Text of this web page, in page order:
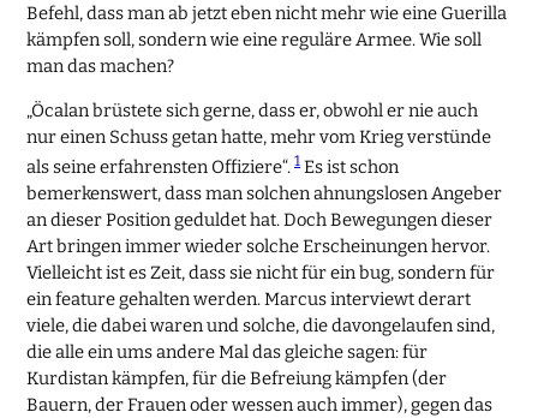
Befehl, dass man ab jetzt eben nicht mehr wie eine Guerilla
kämpfen soll, sondern wie eine reguläre Armee. Wie soll
man das machen?
„Öcalan brüstete sich gerne, dass er, obwohl er nie auch
nur einen Schuss getan hatte, mehr vom Krieg verstünde
als seine erfahrensten Offiziere“.1 Es ist schon
bemerkenswert, dass man solchen ahnungslosen Angeber
an dieser Position geduldet hat. Doch Bewegungen dieser
Art bringen immer wieder solche Erscheinungen hervor.
Vielleicht ist es Zeit, dass sie nicht für ein bug, sondern für
ein feature gehalten werden. Marcus interviewt derart
viele, die dabei waren und solche, die davongelaufen sind,
die alle ein ums andere Mal das gleiche sagen: für
Kurdistan kämpfen, für die Befreiung kämpfen (der
Bauern, der Frauen oder wessen auch immer), gegen das